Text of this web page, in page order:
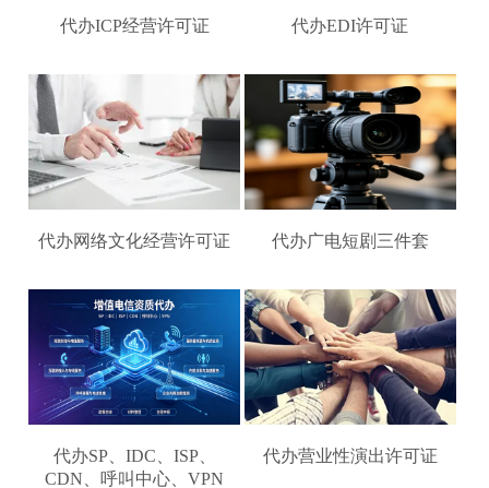
代办ICP经营许可证 代办EDI许可证
代办网络文化经营许可证 代办广电短剧三件套
代办SP、IDC、ISP、
CDN、呼叫中心、VPN
代办营业性演出许可证